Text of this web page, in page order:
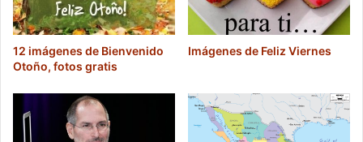
12 imágenes de Bienvenido
Otoño, fotos gratis
Imágenes de Feliz Viernes